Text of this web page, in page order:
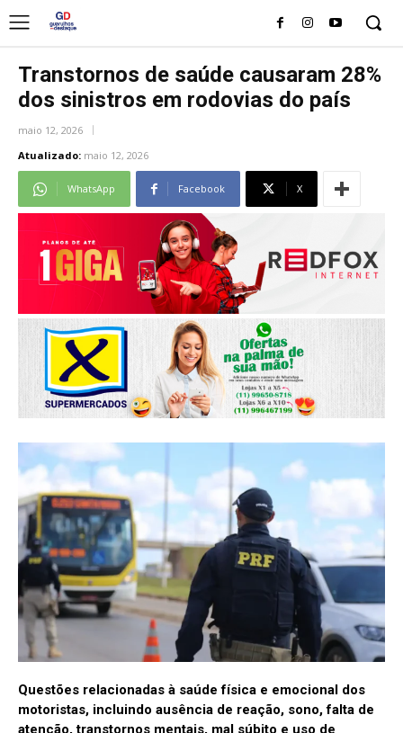
Transtornos de saúde causaram 28%
dos sinistros em rodovias do país
maio 12, 2026
Atualizado: maio 12, 2026
WhatsApp Facebook X
Questões relacionadas à saúde física e emocional dos
motoristas, incluindo ausência de reação, sono, falta de
atenção, transtornos mentais, mal súbito e uso de